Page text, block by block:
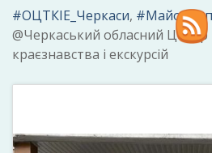
#ОЦТКІЕ_Черкаси,
@Черкаський обласний Центр
краєзнавства і екскурсій